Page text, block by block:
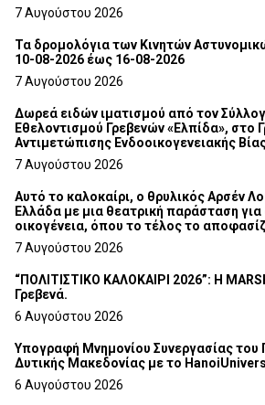
7 Αυγούστου 2026
Τα δρομολόγια των Κινητών Αστυνομικών
10-08-2026 έως 16-08-2026
7 Αυγούστου 2026
Δωρεά ειδών ιματισμού από τον
Εθελοντισμού Γρεβενών «Ελπίδα», στο
Αντιμετώπισης Ενδοοικογενειακής
Τμήματος Γρεβενών
7 Αυγούστου 2026
Αυτό το καλοκαίρι, ο θρυλικός Αρσέν
Ελλάδα με μια θεατρική παράσταση για
οικογένεια, όπου το τέλος το
7 Αυγούστου 2026
“ΠΟΛΙΤΙΣΤΙΚΟ ΚΑΛΟΚΑΙΡΙ 2026”: Η
Γρεβενά.
6 Αυγούστου 2026
Υπογραφή Μνημονίου Συνεργασίας του
Δυτικής Μακεδονίας με το
6 Αυγούστου 2026